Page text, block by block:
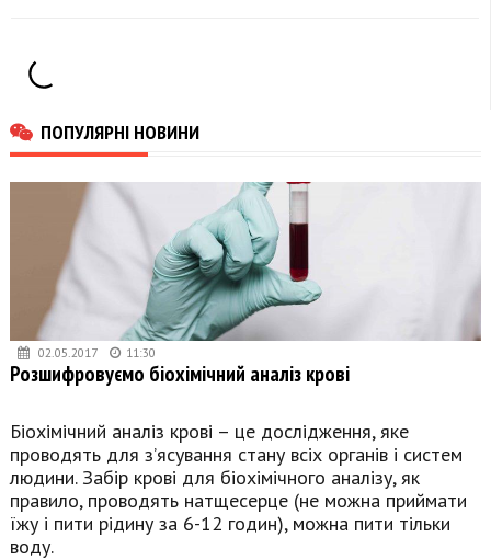
ПОПУЛЯРНІ НОВИНИ
02.05.2017 11:30
Розшифровуємо біохімічний аналіз крові
Біохімічний аналіз крові – це дослідження, яке
проводять для з’ясування стану всіх органів і систем
людини. Забір крові для біохімічного аналізу, як
правило, проводять натщесерце (не можна приймати
їжу і пити рідину за 6-12 годин), можна пити тільки
воду.